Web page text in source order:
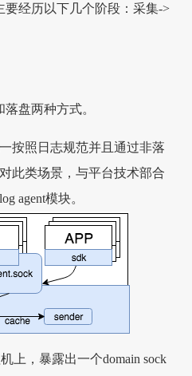
要经历以下几个阶段：采集->
盘两种方式。
按照日志规范并且通过非落
此类场景，与平台技术部合
agent模块。
上，暴露出一个domain sock